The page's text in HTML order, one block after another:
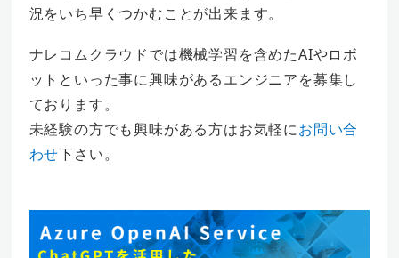
況をいち早くつかむことが出来ます。
ナレコムクラウドでは機械学習を含めたAIやロボ
ットといった事に興味があるエンジニアを募集し
ております。
未経験の方でも興味がある方はお気軽にお問い合
わせ下さい。